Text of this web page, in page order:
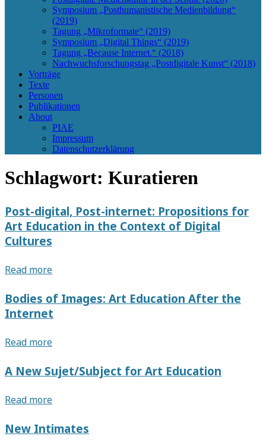
Symposium „Posthumanistische Medienbildung“
(2019)
Tagung „Mikroformate“ (2019)
Symposium „Digital Things“ (2019)
Tagung „Because Internet.“ (2018)
Nachwuchsforschungstag „Postdigitale Kunst“ (2018)
Vorträge
Texte
Personen
Publikationen
About
PIAE
Impressum
Datenschutzerklärung
Schlagwort: Kuratieren
Post-digital, Post-internet: Propositions for
Art Education in the Context of Digital
Cultures
Read morePost-
Post-
internet:
Propositions
Art
in
Context
Digital
Bodies of Images: Art Education After the
Internet
Read moreBodies
Images:
Art
After
Internet
A New Sujet/Subject for Art Education
Read moreA
Sujet/Subject
for
New Intimates